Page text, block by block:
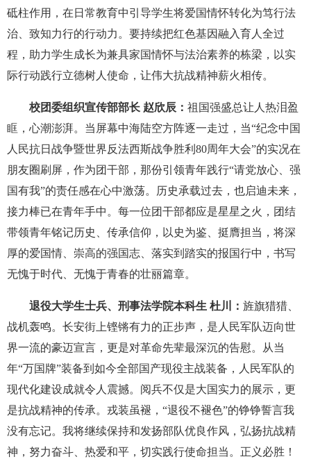
砥柱作用，在日常教育中引导学生将爱国情怀转化为笃行法
治、致知力行的行动力。要持续把红色基因融入育人全过
程，助力学生成长为兼具家国情怀与法治素养的栋梁，以实
际行动践行立德树人使命，让伟大抗战精神薪火相传。
校团委组织宣传部部长 赵欣辰： 祖国强盛总让人热泪盈
眶，心潮澎湃。当屏幕中海陆空方阵逐一走过，当“纪念中国
人民抗日战争暨世界反法西斯战争胜利80周年大会”的实况在
朋友圈刷屏，作为团干部，那份引领青年践行“请党放心、强
国有我”的责任感在心中激荡。历史承载过去，也启迪未来，
接力棒已在青年手中。每一位团干部都应是星星之火，团结
带领青年铭记历史、传承信仰，以史为鉴、挺膺担当，将深
厚的爱国情、崇高的强国志、落实到踏实的报国行中，书写
无愧于时代、无愧于青春的壮丽篇章。
退役大学生士兵、刑事法学院本科生 杜川 ： 旌旗猎猎、
战机轰鸣。长安街上铿锵有力的正步声，是人民军队迈向世
界一流的豪迈宣言，更是对革命先辈最深沉的告慰。从当
年“万国牌”装备到如今全部国产现役主战装备，人民军队的
现代化建设成就令人震撼。阅兵不仅是大国实力的展示，更
是抗战精神的传承。戎装虽褪，“退役不褪色”的铮铮誓言我
没有忘记。我将继续保持和发扬部队优良作风，弘扬抗战精
神，努力奋斗、热爱和平，切实践行使命担当。正义必胜！